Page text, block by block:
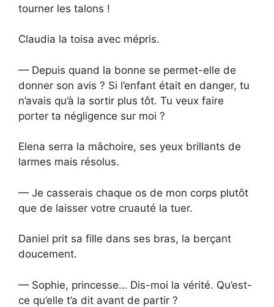
tourner les talons !
Claudia la toisa avec mépris.
— Depuis quand la bonne se permet-elle de
donner son avis ? Si l’enfant était en danger, tu
n’avais qu’à la sortir plus tôt. Tu veux faire
porter ta négligence sur moi ?
Elena serra la mâchoire, ses yeux brillants de
larmes mais résolus.
— Je casserais chaque os de mon corps plutôt
que de laisser votre cruauté la tuer.
Daniel prit sa fille dans ses bras, la berçant
doucement.
— Sophie, princesse… Dis-moi la vérité. Qu’est-
ce qu’elle t’a dit avant de partir ?